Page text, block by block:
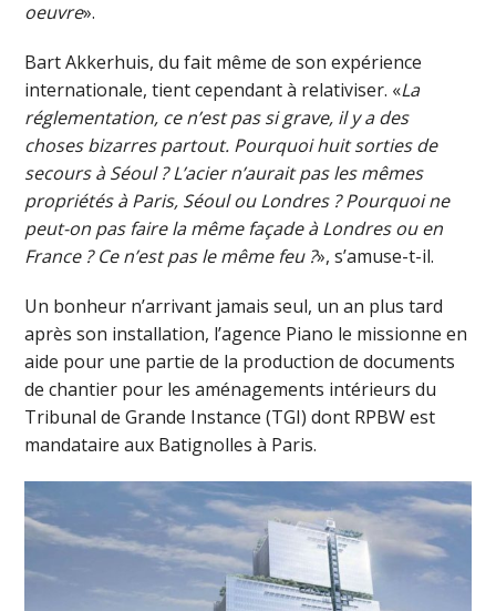
oeuvre».
Bart Akkerhuis, du fait même de son expérience
internationale, tient cependant à relativiser. «La
réglementation, ce n’est pas si grave, il y a des
choses bizarres partout. Pourquoi huit sorties de
secours à Séoul ? L’acier n’aurait pas les mêmes
propriétés à Paris, Séoul ou Londres ? Pourquoi ne
peut-on pas faire la même façade à Londres ou en
France ? Ce n’est pas le même feu ?», s’amuse-t-il.
Un bonheur n’arrivant jamais seul, un an plus tard
après son installation, l’agence Piano le missionne en
aide pour une partie de la production de documents
de chantier pour les aménagements intérieurs du
Tribunal de Grande Instance (TGI) dont RPBW est
mandataire aux Batignolles à Paris.